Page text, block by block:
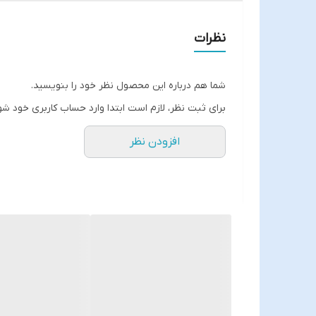
نظرات
شما هم درباره این محصول نظر خود را بنویسید.
برای ثبت نظر، لازم است ابتدا وارد حساب کاربری خود
افزودن نظر